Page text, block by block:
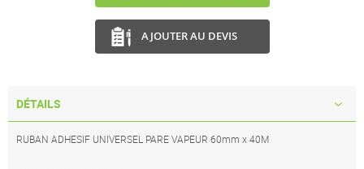
AJOUTER AU DEVIS
DÉTAILS
RUBAN ADHESIF UNIVERSEL PARE VAPEUR 60mm x 40M